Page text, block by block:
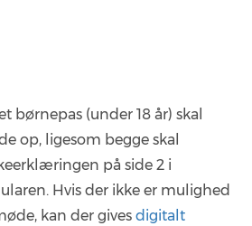
børnepas (under 18 år) skal
op, ligesom begge skal
på side 2 i
Hvis der ikke er mulighed
kan der gives digitalt